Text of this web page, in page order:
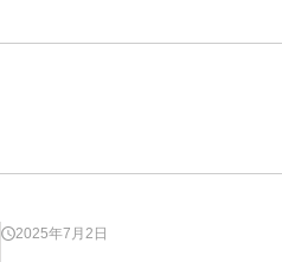
2025年7月2日